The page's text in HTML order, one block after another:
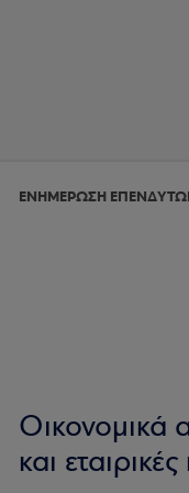
ΕΝΗΜΕΡΩΣΗ
Οικονομικά
και